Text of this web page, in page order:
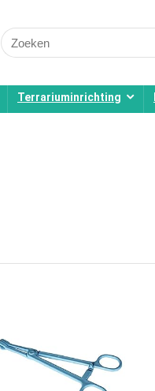
Search
for:
Terrariuminrichting